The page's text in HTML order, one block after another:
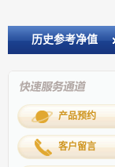
历史参考净值
产品预约
客户留言